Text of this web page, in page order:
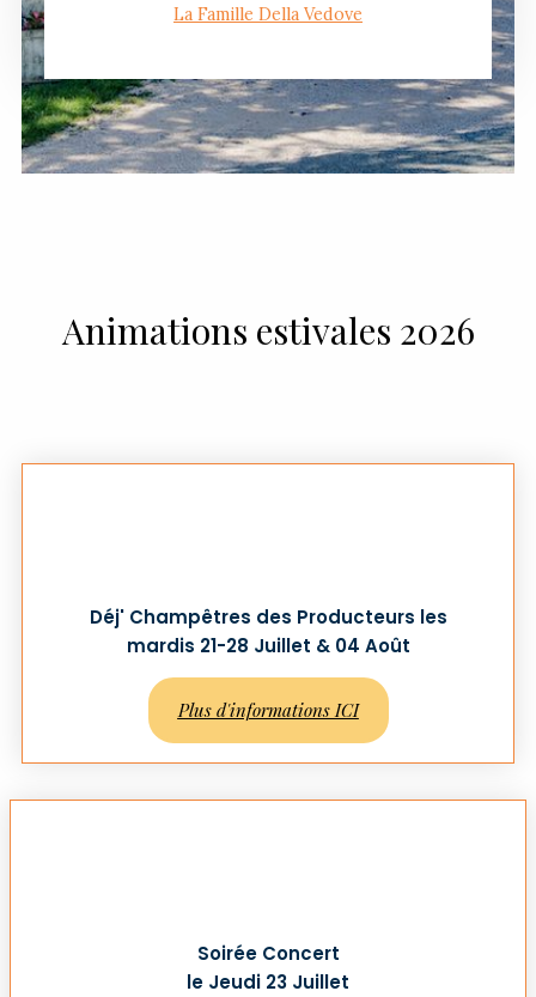
La Famille Della Vedove
Animations estivales 2026
Déj' Champêtres des Producteurs les
mardis 21-28 Juillet & 04 Août
Plus d'informations ICI
Soirée Concert
le Jeudi 23 Juillet